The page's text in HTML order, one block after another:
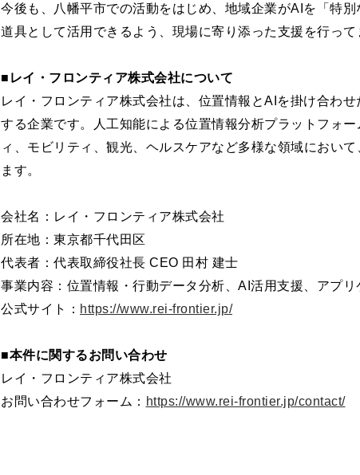
今後も、八幡平市での活動をはじめ、地域企業がAIを「特
道具として活用できるよう、現場に寄り添った支援を行って
■レイ・フロンティア株式会社について
レイ・フロンティア株式会社は、位置情報とAIを掛け合わ
する企業です。人工知能による位置情報分析プラットフォ
ィ、モビリティ、観光、ヘルスケアなど多様な領域におい
ます。
会社名：レイ・フロンティア株式会社
所在地：東京都千代田区
代表者：代表取締役社長 CEO 田村 建士
事業内容：位置情報・行動データ分析、AI活用支援、アプ
公式サイト： https://www.rei-frontier.jp/
■本件に関するお問い合わせ
レイ・フロンティア株式会社
お問い合わせフォーム： https://www.rei-frontier.jp/contact/